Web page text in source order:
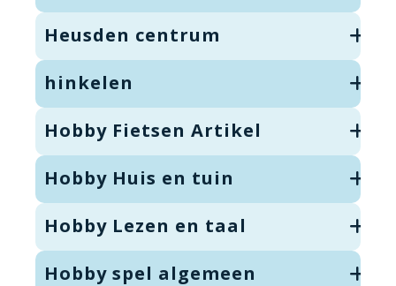
Heusden centrum
hinkelen
Hobby Fietsen Artikel
Hobby Huis en tuin
Hobby Lezen en taal
Hobby spel algemeen